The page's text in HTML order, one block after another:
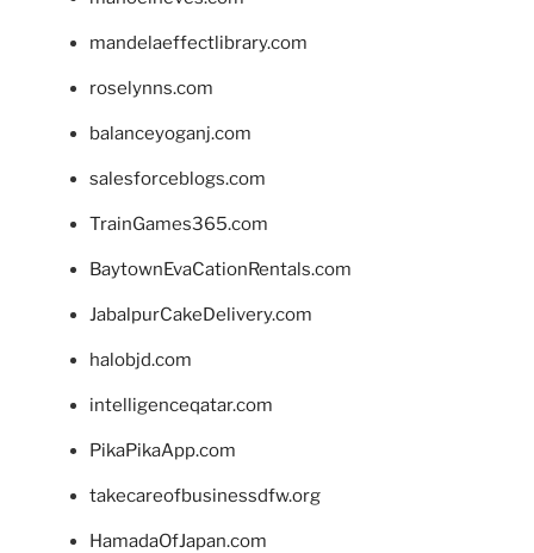
mandelaeffectlibrary.com
roselynns.com
balanceyoganj.com
salesforceblogs.com
TrainGames365.com
BaytownEvaCationRentals.com
JabalpurCakeDelivery.com
halobjd.com
intelligenceqatar.com
PikaPikaApp.com
takecareofbusinessdfw.org
HamadaOfJapan.com